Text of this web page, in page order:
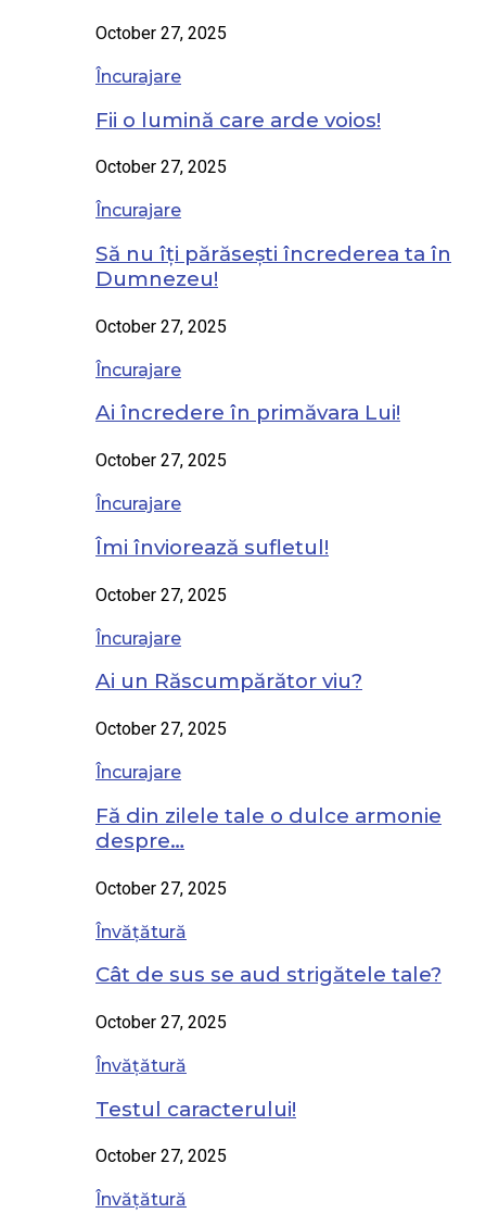
October 27, 2025
Încurajare
Fii o lumină care arde voios!
October 27, 2025
Încurajare
Să nu îți părăsești încrederea ta în
Dumnezeu!
October 27, 2025
Încurajare
Ai încredere în primăvara Lui!
October 27, 2025
Încurajare
Îmi înviorează sufletul!
October 27, 2025
Încurajare
Ai un Răscumpărător viu?
October 27, 2025
Încurajare
Fă din zilele tale o dulce armonie
despre…
October 27, 2025
Învățătură
Cât de sus se aud strigătele tale?
October 27, 2025
Învățătură
Testul caracterului!
October 27, 2025
Învățătură